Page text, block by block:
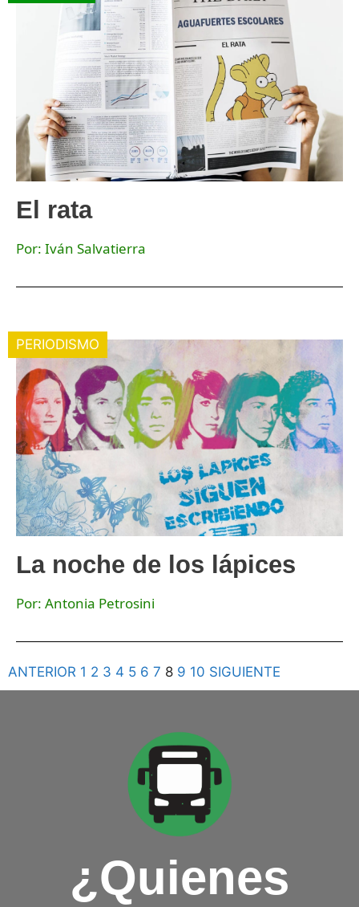
El rata
Por: Iván Salvatierra
PERIODISMO
La noche de los lápices
Por: Antonia Petrosini
ANTERIOR 1 2 3 4 5 6 7 8 9 10 SIGUIENTE
¿Quienes